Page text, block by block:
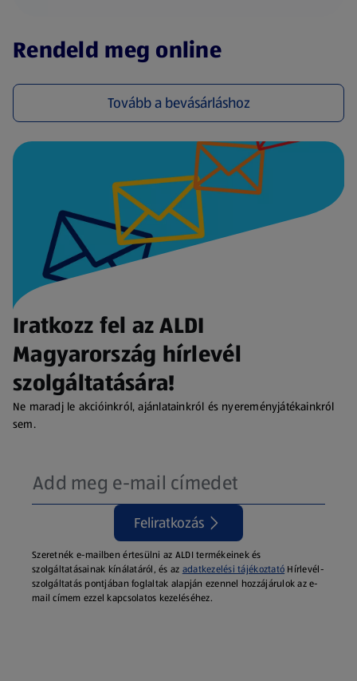
Rendeld meg online
Tovább a bevásárláshoz
(új oldalon nyílik meg)
Iratkozz fel az ALDI
Magyarország hírlevél
szolgáltatására!
Ne maradj le akcióinkról, ajánlatainkról és nyereményjátékainkról
sem.
Feliratkozás
Szeretnék e-mailben értesülni az ALDI termékeinek és
szolgáltatásainak kínálatáról, és az adatkezelési tájékoztató Hírlevél-
szolgáltatás pontjában foglaltak alapján ezennel hozzájárulok az e-
mail címem ezzel kapcsolatos kezeléséhez.